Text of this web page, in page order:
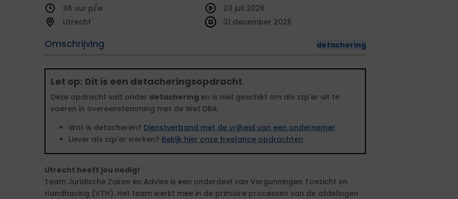
36
Utrecht
Omschrijving detachering
23 juli 2026
31 december 2026
Let op: Dit is een detacheringsopdracht
Deze opdracht valt onder detachering en is niet geschikt om als zzp'er uit te
voeren in overeenstemming met de Wet DBA.
Wat is detacheren? Dienstverband met de vrijheid van een ondernemer
Liever als zzp'er werken? Bekijk hier onze freelance opdrachten
Utrecht heeft jou nodig!
Team Juridische Zaken en Advies is een onderdeel van Vergunningen Toezicht en
Handhaving (VTH). Het team werkt mee in de primaire processen van de afdelingen